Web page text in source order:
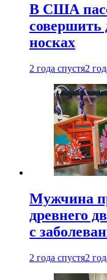
В США
совершить
носках
2 года спустя2
Мужчина
древнего
с
2 года спустя2